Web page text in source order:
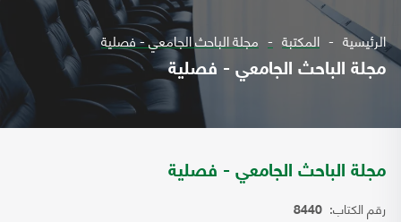
الرئيسية المكتبة مجلة الباحث الجامعي - فصلية
مجلة الباحث الجامعي - فصلية
مجلة الباحث الجامعي - فصلية
رقم الكتاب: 8440